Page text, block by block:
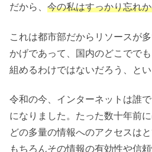
だから、 今の私はすっかり忘れ
これは都市部だからリソースが
かげであって、国内のどこでで
組めるわけではないだろう、とい
令和の今、インターネットは誰
になりました。たった数十年前
どの多量の情報へのアクセスは
もちろんその情報の有効性や信